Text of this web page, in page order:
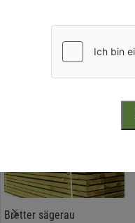
Ähnliche Produkte
Bretter sägerau